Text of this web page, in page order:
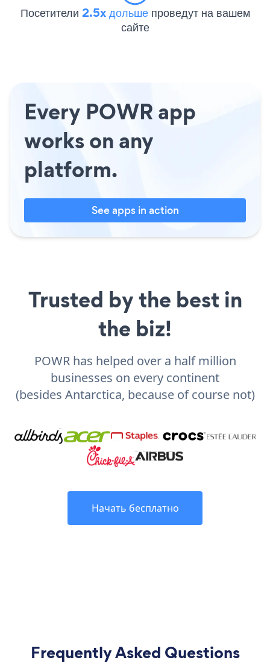
Посетители 2.5x дольше проведут на вашем
сайте
Every POWR app
works on any
platform.
See apps in action
Trusted by the best in
the biz!
POWR has helped over a half million
businesses on every continent
(besides Antarctica, because of course not)
Начать бесплатно
Frequently Asked Questions